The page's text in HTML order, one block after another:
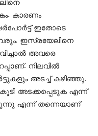
കാരണം
ഇതോടെ
വരും. ഇസ്രയേലിനെ
അവരെ
നിലവില്‍
അടച്ച് കഴിഞ്ഞു.
അടക്കപ്പെടുക എന്ന്
എന്ന് തന്നെയാണ്